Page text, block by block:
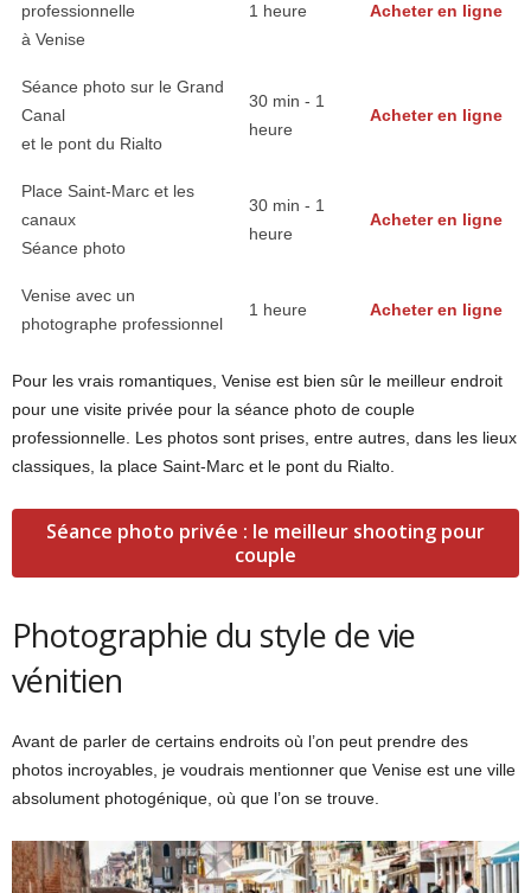
professionnelle
à Venise
1 heure Acheter en ligne
Séance photo sur le Grand
Canal
et le pont du Rialto
30 min - 1
heure
Acheter en ligne
Place Saint-Marc et les
canaux
Séance photo
30 min - 1
heure
Acheter en ligne
Venise avec un
photographe professionnel
1 heure Acheter en ligne
Pour les vrais romantiques, Venise est bien sûr le meilleur endroit
pour une visite privée pour la séance photo de couple
professionnelle. Les photos sont prises, entre autres, dans les lieux
classiques, la place Saint-Marc et le pont du Rialto.
Séance photo privée : le meilleur shooting pour
couple
Photographie du style de vie
vénitien
Avant de parler de certains endroits où l’on peut prendre des
photos incroyables, je voudrais mentionner que Venise est une ville
absolument photogénique, où que l’on se trouve.